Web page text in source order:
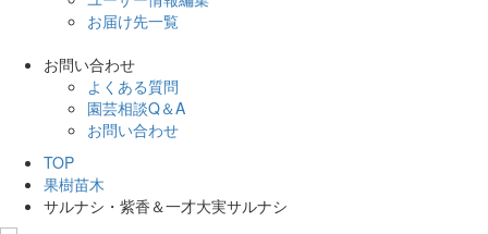
お届け先一覧
お問い合わせ
よくある質問
園芸相談Q＆A
お問い合わせ
TOP
果樹苗木
サルナシ・紫香＆一才大実サルナシ